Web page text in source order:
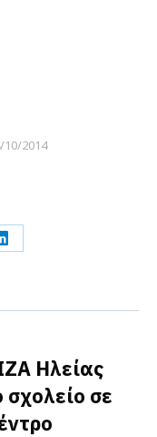
10/2014
Share
LinkedIn
Ηλείας
σε